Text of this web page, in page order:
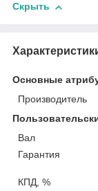
Скрыть
Основные
Производитель
Вал
Гарантия
КПД, %